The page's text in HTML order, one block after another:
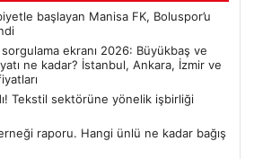
başlayan Manisa FK, Boluspor’u
sorgulama ekranı 2026: Büyükbaş ve
ne kadar? İstanbul, Ankara, İzmir ve
Tekstil sektörüne yönelik işbirliği
raporu. Hangi ünlü ne kadar bağış